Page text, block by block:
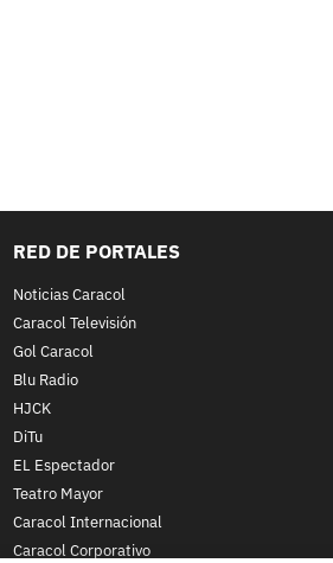
RED DE PORTALES
Noticias Caracol
Caracol Televisión
Gol Caracol
Blu Radio
HJCK
DiTu
EL Espectador
Teatro Mayor
Caracol Internacional
Caracol Corporativo